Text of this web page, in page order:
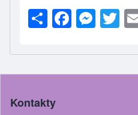
S
h
ar
e
F
a
c
e
M
e
ss
e
T
wi
tt
er
Kontakty